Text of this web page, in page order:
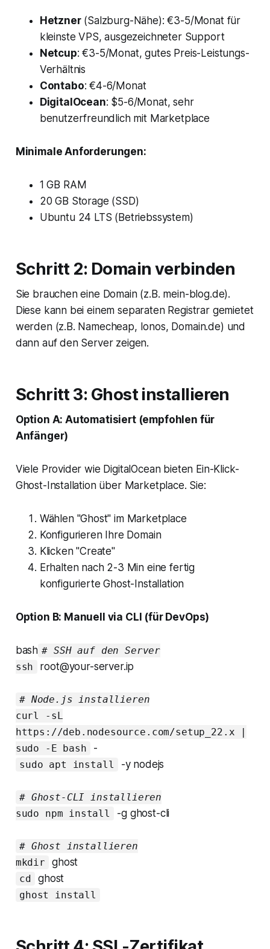
Hetzner(Salzburg-Nähe): €3-5/Monat für
kleinste VPS, ausgezeichneter Support
Netcup: €3-5/Monat, gutes Preis-Leistungs-
Verhältnis
Contabo: €4-6/Monat
DigitalOcean: $5-6/Monat, sehr
benutzerfreundlich mit Marketplace
Minimale Anforderungen:
1 GB RAM
20 GB Storage (SSD)
Ubuntu 24 LTS (Betriebssystem)
Schritt 2: Domain verbinden
Sie brauchen eine Domain (z.B. mein-blog.de).
Diese kann bei einem separaten Registrar gemietet
werden (z.B. Namecheap, Ionos, Domain.de) und
dann auf den Server zeigen.
Schritt 3: Ghost installieren
Option A: Automatisiert (empfohlen für
Anfänger)
Viele Provider wie DigitalOcean bieten Ein-Klick-
Ghost-Installation über Marketplace. Sie:
Wählen "Ghost" im Marketplace
Konfigurieren Ihre Domain
Klicken "Create"
Erhalten nach 2-3 Min eine fertig
konfigurierte Ghost-Installation
Option B: Manuell via CLI (für DevOps)
bash # SSH auf den Server
ssh
root@your-server.ip
# Node.js installieren
curl -sL
https://deb.nodesource.com/setup_22.x |
sudo -E bash
-
sudo apt install -y nodejs
# Ghost-CLI installieren
sudo npm install
-g ghost-cli
# Ghost installieren
mkdir
ghost
cd ghost
ghost install